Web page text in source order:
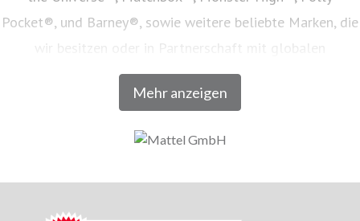
Mehr anzeigen
Pocket®, und Barney®, sowie weitere beliebte Marken, die
wir besitzen oder in Partnerschaft mit globalen
Unterhaltungsunternehmen lizenzieren. Unser Angebot
umfasst Spielwaren, Film- und Fernsehinhalte,
in Zusammenarbeit mit den weltweit führenden